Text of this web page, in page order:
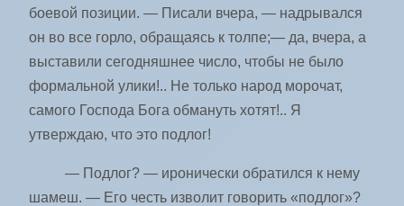
боевой позиции. — Писали вчера, — надрывался
он во все горло, обращаясь к толпе;— да, вчера, а
выставили сегодняшнее число, чтобы не было
формальной улики!.. Не только народ морочат,
самого Господа Бога обмануть хотят!.. Я
утверждаю, что это подлог!
— Подлог? — иронически обратился к нему
шамеш. — Его честь изволит говорить «подлог»?